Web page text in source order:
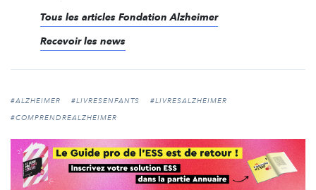
Tous les articles Fondation Alzheimer
Recevoir les news
#ALZHEIMER #LIVRESENFANTS
#LIVRESALZHEIMER
#COMPRENDREALZHEIMER